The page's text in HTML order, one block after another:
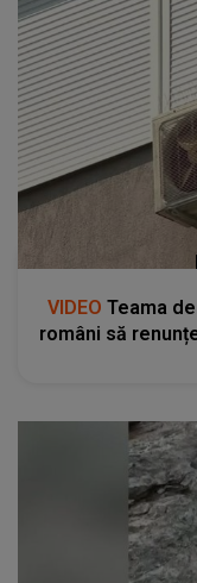
VIDEO Teama
români să